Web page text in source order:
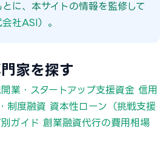
に、本サイトの情報を監修して
会社ASI）。
家を探す
業・スタートアップ支援資金 信用
制度融資 資本性ローン（挑戦支援
ガイド 創業融資代行の費用相場